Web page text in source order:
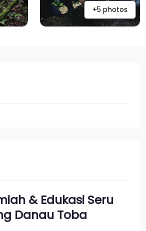
+5 photos
& Edukasi Seru
Danau Toba